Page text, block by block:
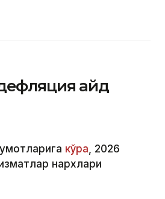
қайд
кўра, 2026
нархлари